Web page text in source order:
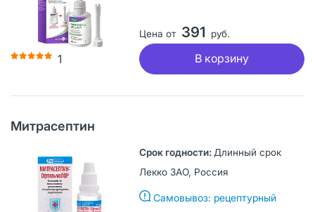
1
Цена от 391 руб.
В корзину
Митрасептин
Длинный срок
Лекко ЗАО, Россия
Самовывоз: рецептурный